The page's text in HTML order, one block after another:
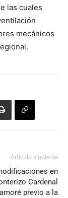
las cuales
mecánicos
Artículo siguiente
en
Cardenal
previo a la